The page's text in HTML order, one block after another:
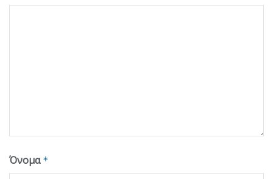
Όνομα *